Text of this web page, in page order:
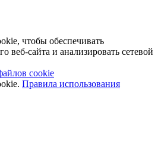
чтобы обеспечивать
веб-сайта и анализировать сетевой
cookie
Правила использования